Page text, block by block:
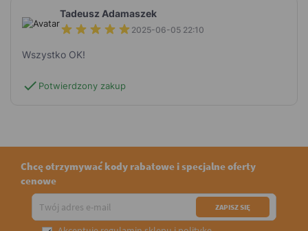
Tadeusz Adamaszek
2025-06-05 22:10
Wszystko OK!
check Potwierdzony zakup
Chcę otrzymywać kody rabatowe i specjalne oferty
cenowe